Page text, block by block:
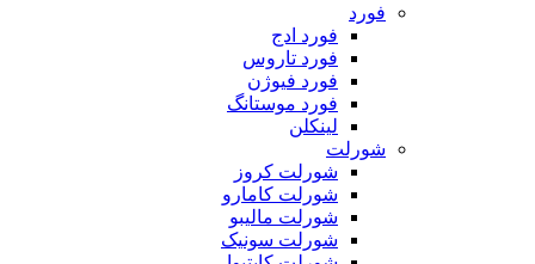
فورد
فورد ادج
فورد تاروس
فورد فیوژن
فورد موستانگ
لینکلن
شورلت
شورلت کروز
شورلت کامارو
شورلت مالیبو
شورلت سونیک